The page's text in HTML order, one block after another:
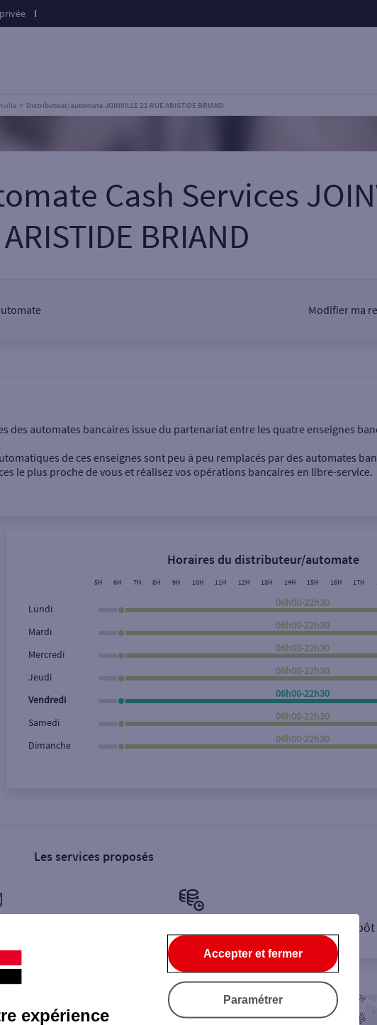
Distributeur/automate JOINVILLE 21 RUE ARISTIDE BRIAND
Cash Services
BRIAND
Modifier ma
Retrait de monnaie €
Rue
des automates bancaires issue du partenariat entre les quatre enseignes
de ces enseignes sont peu à peu remplacés par des automates
le plus proche de vous et réalisez vos opérations bancaires en libre-service.
Horaires du distributeur/automate
5H 6H 7H 8H 9H 10H 11H 12H 13H 14H 15H 16H 17H
Lundi
06h00-22h30
Mardi
06h00-22h30
Mercredi
06h00-22h30
Jeudi
06h00-22h30
Vendredi
06h00-22h30
Samedi
06h00-22h30
Dimanche
06h00-22h30
Les services proposés
expérience
Accepter et fermer
Paramétrer